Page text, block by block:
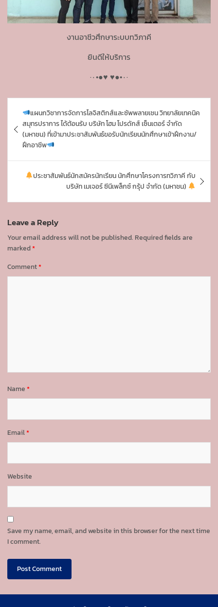
งานอาชีวศึกษาระบบทวิภาคี
ยินดีให้บริการ
·٠•●♥ ♥●•٠·
v
g
a
t
i
แผนกวิชาการจัดการโลจิสติกส์และซัพพลายเชน วิทยาลัยเทคนิค
สมุทรปราการ ได้ต้อนรับ บริษัท โฮม โปรดักส์ เซ็นเตอร์ จำกัด
(มหาชน) ที่เข้ามาประชาสัมพันธ์ขอรับนักเรียนนักศึกษาเข้าฝึกงาน/
ฝึกอาชีพ
ประชาสัมพันธ์นักสมัครนักเรียน นักศึกษาโครงการทวิภาคี กับ
บริษัท เมเจอร์ ซีนีเพล็กซ์ กรุ้ป จำกัด (มหาชน)
Leave a Reply
Your email address will not be published. Required fields are
marked*
Comment*
Name*
Email*
Website
Save my name, email, and website in this browser for the next time
I comment.